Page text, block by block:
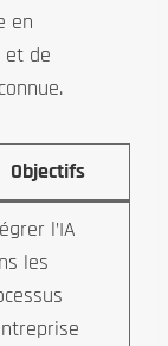
en
et de
Objectifs
l’IA
les